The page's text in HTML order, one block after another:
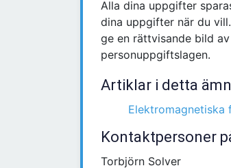
Alla dina uppgifter
dina uppgifter när du
ge en rättvisande bild
personuppgiftslagen.
Artiklar i detta
Elektromagnetiska
Kontaktpersoner
Torbjörn Solver